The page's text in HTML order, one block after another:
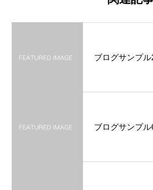
ブログサンプル
ブログサンプル